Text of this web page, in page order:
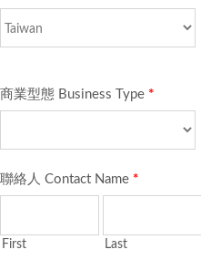
商業型態 Business Type *
聯絡人 Contact Name *
First Last